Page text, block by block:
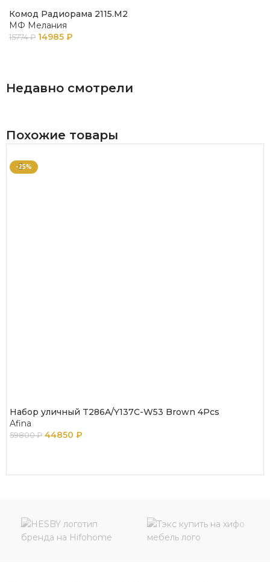
Комод Радиорама 2115.М2
МФ Мелания
15774₽ 14985 ₽
Недавно смотрели
Похожие товары
-25%
Набор уличный T286A/Y137C-W53 Brown 4Pcs
Afina
59800₽ 44850 ₽